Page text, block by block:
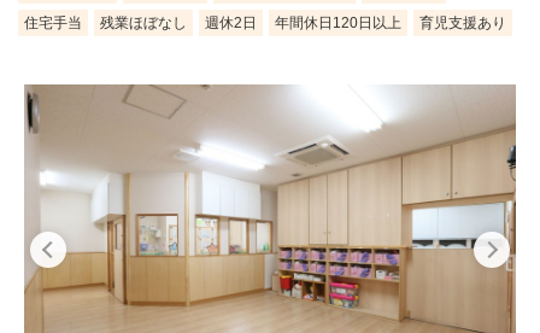
住宅手当
残業ほぼなし 週休2日 年間休日120日以上 育児支援あり